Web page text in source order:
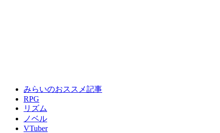
みらいのおススメ記事
RPG
リズム
ノベル
VTuber